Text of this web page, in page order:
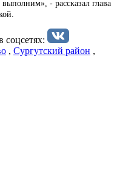
- рассказал глава
соцсетях:
, Сургутский район ,